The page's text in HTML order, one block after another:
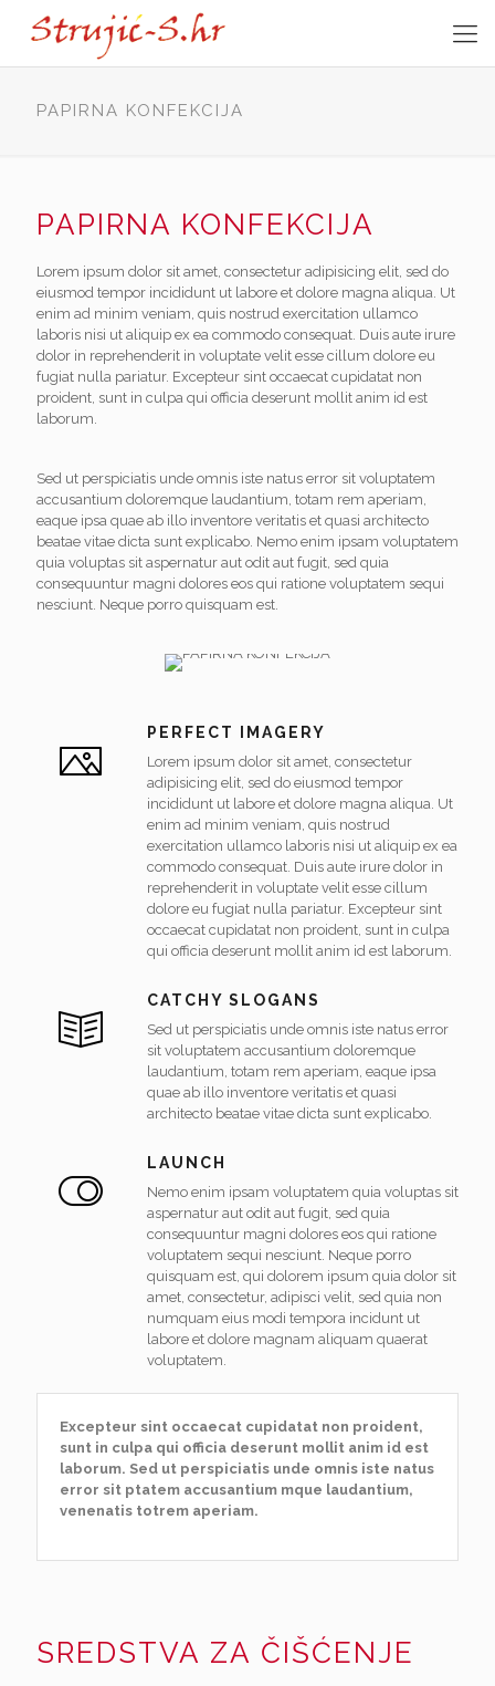
PAPIRNA KONFEKCIJA
PAPIRNA KONFEKCIJA
Lorem ipsum dolor sit amet, consectetur adipisicing elit, sed do
eiusmod tempor incididunt ut labore et dolore magna aliqua. Ut
enim ad minim veniam, quis nostrud exercitation ullamco
laboris nisi ut aliquip ex ea commodo consequat. Duis aute irure
dolor in reprehenderit in voluptate velit esse cillum dolore eu
fugiat nulla pariatur. Excepteur sint occaecat cupidatat non
proident, sunt in culpa qui officia deserunt mollit anim id est
laborum.
Sed ut perspiciatis unde omnis iste natus error sit voluptatem
accusantium doloremque laudantium, totam rem aperiam,
eaque ipsa quae ab illo inventore veritatis et quasi architecto
beatae vitae dicta sunt explicabo. Nemo enim ipsam voluptatem
quia voluptas sit aspernatur aut odit aut fugit, sed quia
consequuntur magni dolores eos qui ratione voluptatem sequi
nesciunt. Neque porro quisquam est.
PERFECT IMAGERY
Lorem ipsum dolor sit amet, consectetur
adipisicing elit, sed do eiusmod tempor
incididunt ut labore et dolore magna aliqua. Ut
enim ad minim veniam, quis nostrud
exercitation ullamco laboris nisi ut aliquip ex ea
commodo consequat. Duis aute irure dolor in
reprehenderit in voluptate velit esse cillum
dolore eu fugiat nulla pariatur. Excepteur sint
occaecat cupidatat non proident, sunt in culpa
qui officia deserunt mollit anim id est laborum.
CATCHY SLOGANS
Sed ut perspiciatis unde omnis iste natus error
sit voluptatem accusantium doloremque
laudantium, totam rem aperiam, eaque ipsa
quae ab illo inventore veritatis et quasi
architecto beatae vitae dicta sunt explicabo.
LAUNCH
Nemo enim ipsam voluptatem quia voluptas sit
aspernatur aut odit aut fugit, sed quia
consequuntur magni dolores eos qui ratione
voluptatem sequi nesciunt. Neque porro
quisquam est, qui dolorem ipsum quia dolor sit
amet, consectetur, adipisci velit, sed quia non
numquam eius modi tempora incidunt ut
labore et dolore magnam aliquam quaerat
voluptatem.
Excepteur sint occaecat cupidatat non proident,
sunt in culpa qui officia deserunt mollit anim id est
laborum. Sed ut perspiciatis unde omnis iste natus
error sit ptatem accusantium mque laudantium,
venenatis totrem aperiam.
SREDSTVA ZA ČIŠĆENJE